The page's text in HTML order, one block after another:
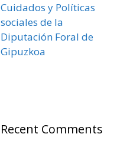
Cuidados y Políticas
sociales de la
Diputación Foral de
Gipuzkoa
Recent Comments